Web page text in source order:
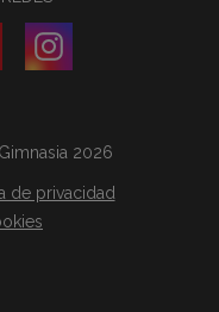
2026
de privacidad